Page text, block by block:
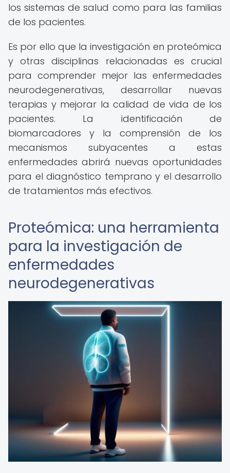
los sistemas de salud como para las familias
de los pacientes.
Es por ello que la investigación en proteómica
y otras disciplinas relacionadas es crucial
para comprender mejor las enfermedades
neurodegenerativas, desarrollar nuevas
terapias y mejorar la calidad de vida de los
pacientes. La identificación de
biomarcadores y la comprensión de los
mecanismos subyacentes a estas
enfermedades abrirá nuevas oportunidades
para el diagnóstico temprano y el desarrollo
de tratamientos más efectivos.
Proteómica: una herramienta
para la investigación de
enfermedades
neurodegenerativas